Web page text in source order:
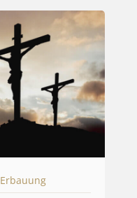
Erbauung